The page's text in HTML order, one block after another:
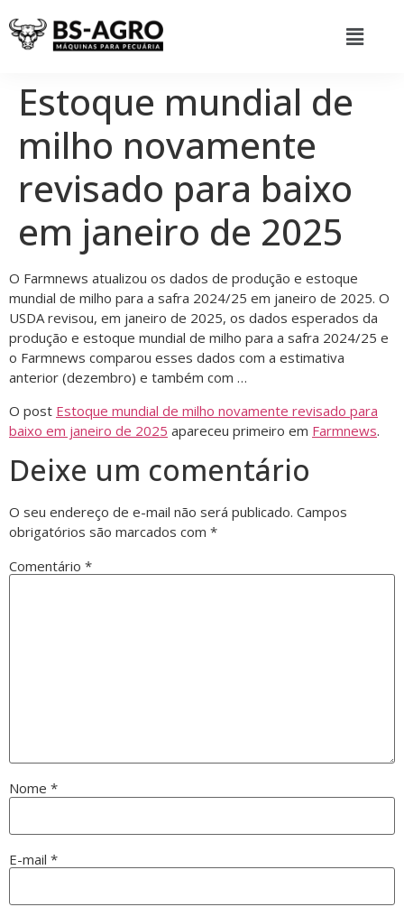
Estoque mundial de
milho novamente
revisado para baixo
em janeiro de 2025
O Farmnews atualizou os dados de produção e estoque
mundial de milho para a safra 2024/25 em janeiro de 2025. O
USDA revisou, em janeiro de 2025, os dados esperados da
produção e estoque mundial de milho para a safra 2024/25 e
o Farmnews comparou esses dados com a estimativa
anterior (dezembro) e também com …
O post Estoque mundial de milho novamente revisado para
baixo em janeiro de 2025 apareceu primeiro em Farmnews.
Deixe um comentário
O seu endereço de e-mail não será publicado. Campos
obrigatórios são marcados com *
Comentário *
Nome *
E-mail *